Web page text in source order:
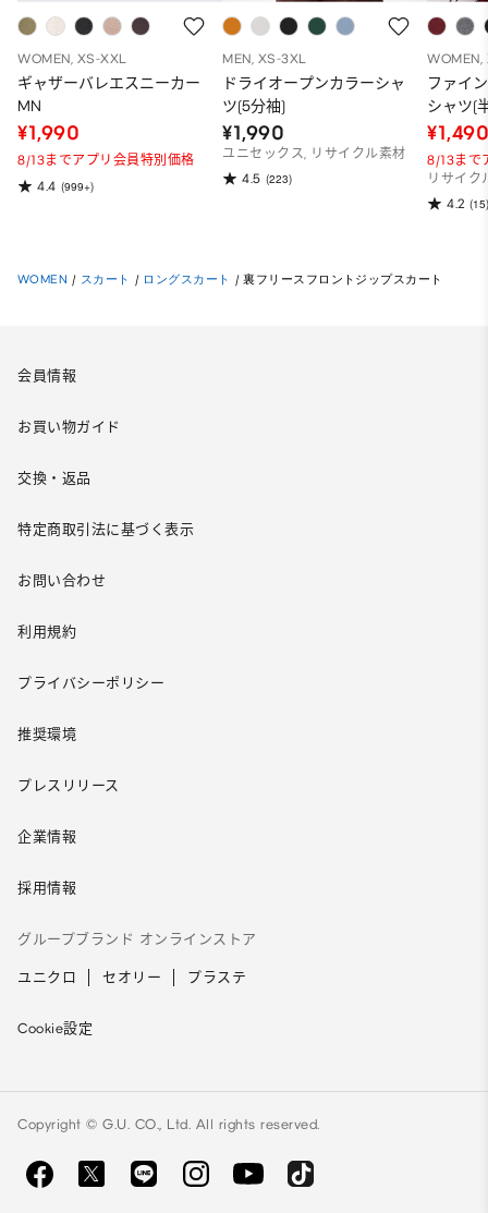
WOMEN, XS-XXL
ギャザーバレエスニーカー
MN
¥1,990
8/13までアプリ会員特別価格
4.4 (999+)
MEN, XS-3XL
ドライオープンカラーシャ
ツ(5分袖)
¥1,990
ユニセックス, リサイクル素材
4.5 (223)
WOMEN,
ファイ
シャツ(
8/13まで
リサイク
4.2 (15)
WOMEN / スカート / ロングスカート / 裏フリースフロントジップスカート
会員情報
お買い物ガイド
交換・返品
特定商取引法に基づく表示
お問い合わせ
利用規約
プライバシーポリシー
推奨環境
プレスリリース
企業情報
採用情報
グループブランド オンラインストア
ユニクロ セオリー プラステ
Cookie設定
Copyright © G.U. CO., Ltd. All rights reserved.